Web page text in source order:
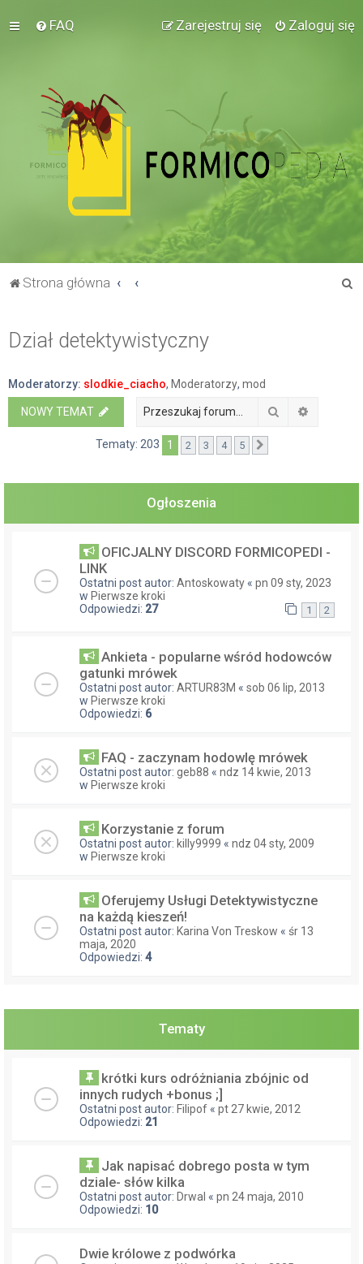
FAQ Zaloguj się
Zarejestruj się
Strona główna
Dział detektywistyczny
Moderatorzy: slodkie_ciacho, Moderatorzy, mod
NOWY TEMAT Szukaj
Tematy: 203 1 2 3 4 5
Ogłoszenia
OFICJALNY DISCORD FORMICOPEDI -
LINK
Ostatni post autor: Antoskowaty « pn 09 sty, 2023
w Pierwsze kroki
Odpowiedzi: 27 1 2
Ankieta - popularne wśród hodowców
gatunki mrówek
Ostatni post autor: ARTUR83M « sob 06 lip, 2013
w Pierwsze kroki
Odpowiedzi: 6
FAQ - zaczynam hodowlę mrówek
Ostatni post autor: geb88 « ndz 14 kwie, 2013
w Pierwsze kroki
Korzystanie z forum
Ostatni post autor: killy9999 « ndz 04 sty, 2009
w Pierwsze kroki
Oferujemy Usługi Detektywistyczne
na każdą kieszeń!
Ostatni post autor: Karina Von Treskow « śr 13
maja, 2020
Odpowiedzi: 4
Tematy
krótki kurs odróżniania zbójnic od
innych rudych +bonus ;]
Ostatni post autor: Filipof « pt 27 kwie, 2012
Odpowiedzi: 21
Jak napisać dobrego posta w tym
dziale- słów kilka
Ostatni post autor: Drwal « pn 24 maja, 2010
Odpowiedzi: 10
Dwie królowe z podwórka